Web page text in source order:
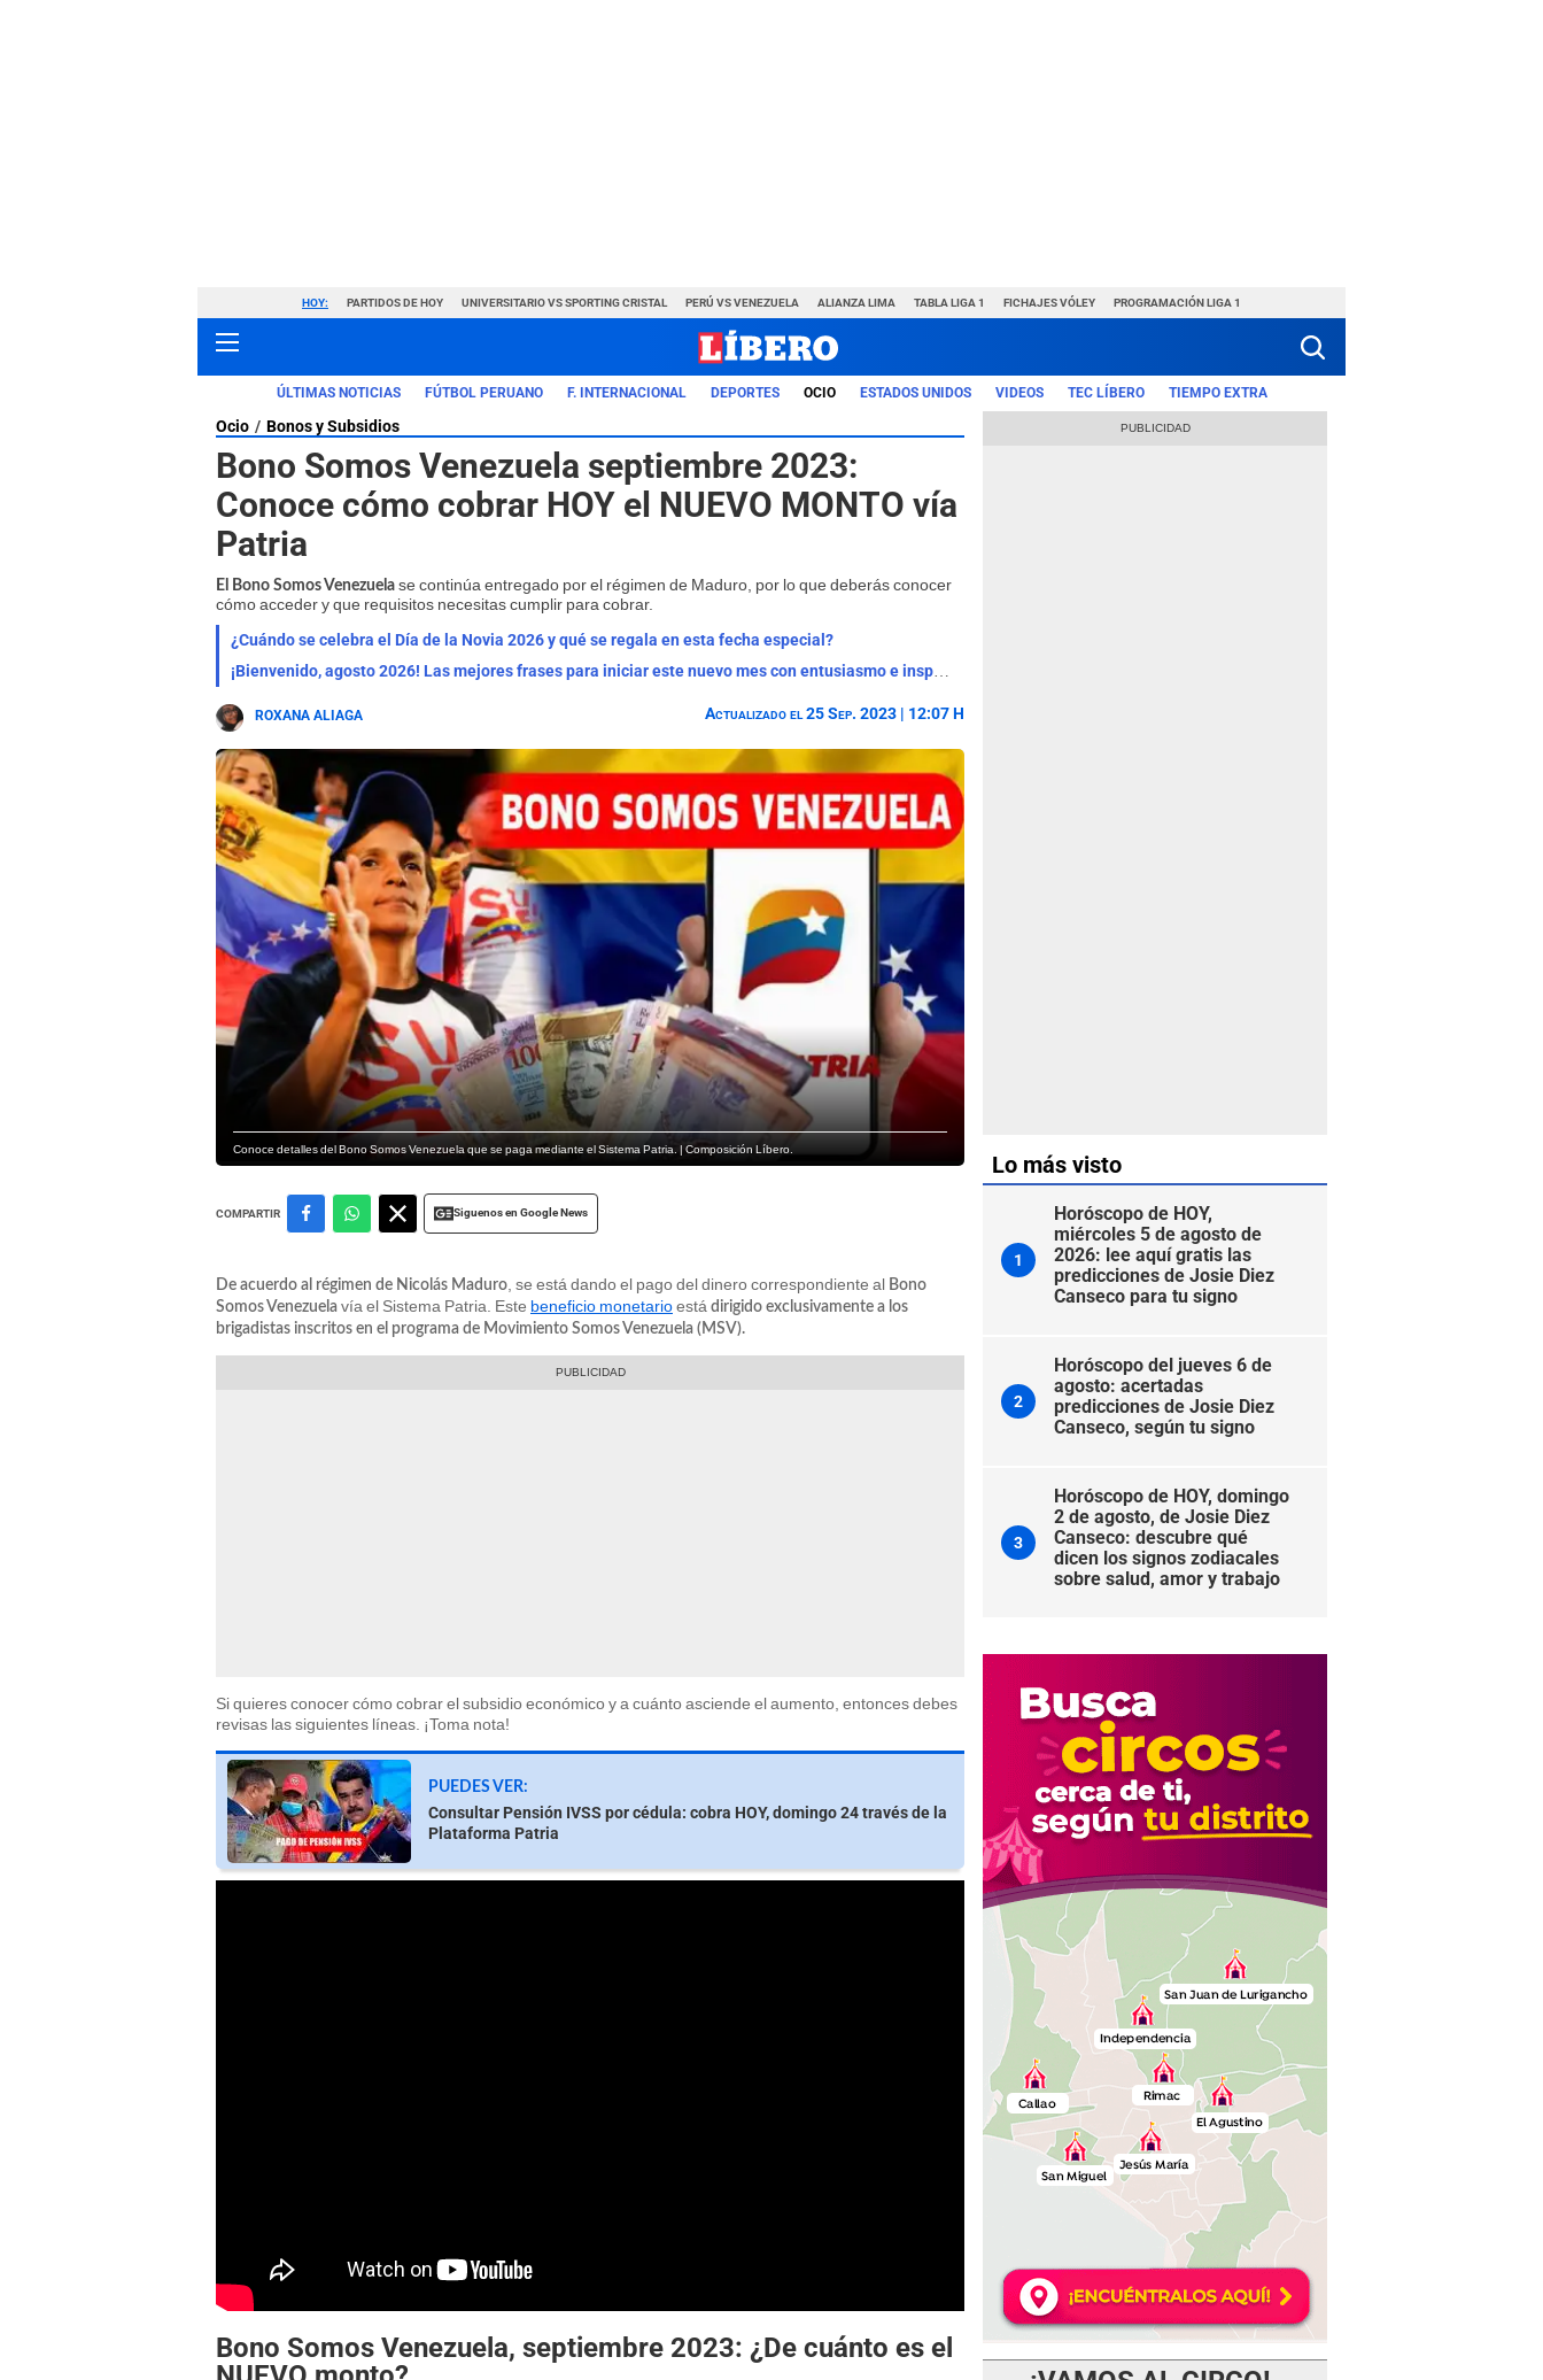
HOY: PARTIDOS DE HOY UNIVERSITARIO VS SPORTING CRISTAL PERÚ VS VENEZUELA ALIANZA LIMA TABLA LIGA 1 FICHAJES VÓLEY PROGRAMACIÓN LIGA 1
ÚLTIMAS NOTICIAS FÚTBOL PERUANO F. INTERNACIONAL DEPORTES OCIO ESTADOS UNIDOS VIDEOS TEC LÍBERO TIEMPO EXTRA
Ocio Bonos y Subsidios
Bono Somos Venezuela septiembre 2023:
Conoce cómo cobrar HOY el NUEVO MONTO vía
Patria
El Bono Somos Venezuela se continúa entregado por el régimen de Maduro, por lo que deberás conocer
cómo acceder y que requisitos necesitas cumplir para cobrar.
¿Cuándo se celebra el Día de la Novia 2026 y qué se regala en esta fecha especial?
¡Bienvenido, agosto 2026! Las mejores frases para iniciar este nuevo mes con entusiasmo e inspiración
ROXANA ALIAGA Actualizado el 25 Sep. 2023 | 12:07 H
Conoce detalles del Bono Somos Venezuela que se paga mediante el Sistema Patria. | Composición Líbero.
COMPARTIR Siguenos en Google News
De acuerdo al régimen de Nicolás Maduro , se está dando el pago del dinero correspondiente al Bono
Somos Venezuela vía el Sistema Patria. Este beneficio monetarioestá dirigido exclusivamente a los
brigadistas inscritos en el programa de Movimiento Somos Venezuela (MSV).
Si quieres conocer cómo cobrar el subsidio económico y a cuánto asciende el aumento, entonces debes
revisas las siguientes líneas. ¡Toma nota!
PUEDES VER:
Consultar Pensión IVSS por cédula: cobra HOY, domingo 24 través de la
Plataforma Patria
Bono Somos Venezuela, septiembre 2023: ¿De cuánto es el
Lo más visto
1
Horóscopo de HOY,
miércoles 5 de agosto de
2026: lee aquí gratis las
predicciones de Josie Diez
Canseco para tu signo
2
Horóscopo del jueves 6 de
agosto: acertadas
predicciones de Josie Diez
Canseco, según tu signo
3
Horóscopo de HOY, domingo
2 de agosto, de Josie Diez
Canseco: descubre qué
dicen los signos zodiacales
sobre salud, amor y trabajo